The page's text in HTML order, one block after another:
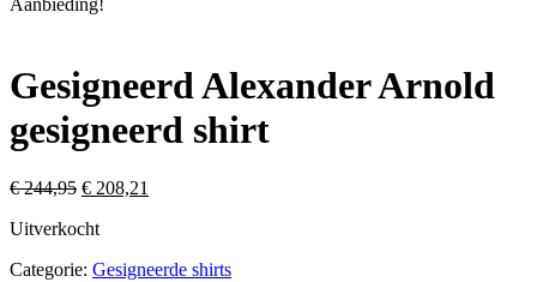
Aanbieding!
Gesigneerd Alexander Arnold
gesigneerd shirt
€244,95 Oorspronkelijke
was:
€ 208,21
Uitverkocht
Categorie: Gesigneerde shirts